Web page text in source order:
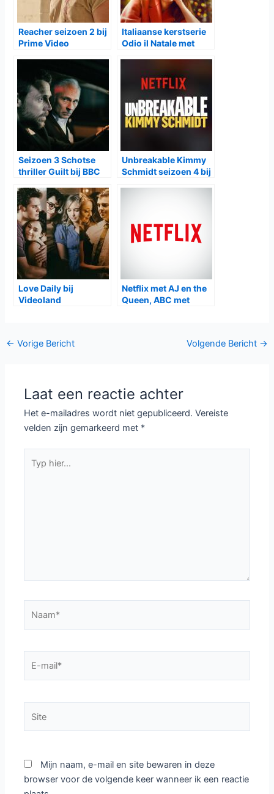
Reacher seizoen 2 bij
Prime Video
Italiaanse kerstserie
Odio il Natale met
Seizoen 3 Schotse
thriller Guilt bij BBC
Unbreakable Kimmy
Schmidt seizoen 4 bij
Love Daily bij
Videoland
Netflix met AJ en the
Queen, ABC met
Bericht
← Vorige Bericht Volgende Bericht →
Laat een reactie achter
Het e-mailadres wordt niet gepubliceerd. Vereiste
velden zijn gemarkeerd met *
hier...
mail*
Mijn naam, e-mail en site bewaren in deze
browser voor de volgende keer wanneer ik een reactie